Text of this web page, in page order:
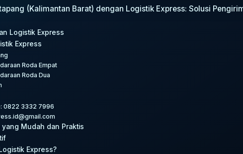
(Kalimantan Barat) dengan Logistik Express: Solusi
Logistik Express
Express
Roda Empat
Roda Dua
0822 3332 7996
Mudah dan Praktis
Express?